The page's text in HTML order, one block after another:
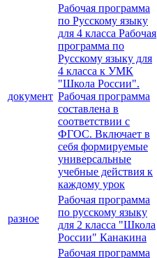
документ
Рабочая программа
по Русскому языку
для 4 класса Рабочая
программа по
Русскому языку для
4 класса к УМК
"Школа России".
Рабочая программа
составлена в
соответствии с
ФГОС. Включает в
себя формируемые
универсальные
учебные действия к
каждому урок
разное
Рабочая программа
по русскому языку
для 2 класса "Школа
России" Канакина
Рабочая программа